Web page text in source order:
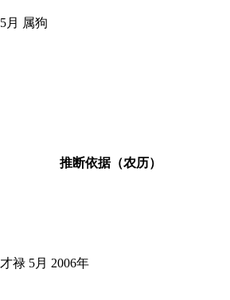
5月 属狗
推断依据（农历）
才禄 5月 2006年